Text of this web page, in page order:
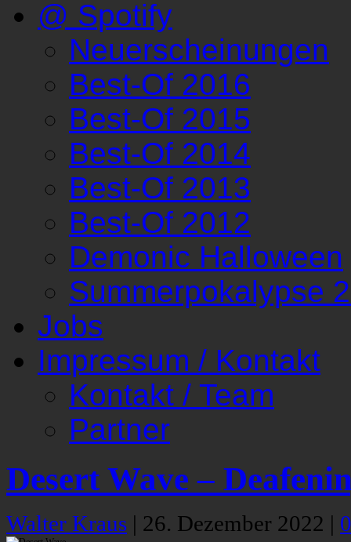
@ Spotify
Neuerscheinungen
Best-Of 2016
Best-Of 2015
Best-Of 2014
Best-Of 2013
Best-Of 2012
Demonic Halloween
Summerpokalypse
Jobs
Impressum / Kontakt
Kontakt / Team
Partner
Desert Wave –
Walter Kraus | 26. Dezember 2022 |